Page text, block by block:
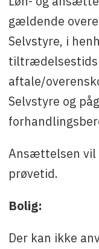
gældende
Selvstyre, i
aftale/
Selvstyre og
Ansættelsen vil
prøvetid.
Bolig:
Der kan ikke